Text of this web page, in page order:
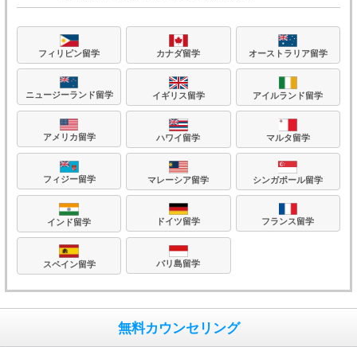
フィリピン留学 カナダ留学 オーストラリア留学
ニュージーランド留学 イギリス留学 アイルランド留学
アメリカ留学 ハワイ留学 マルタ留学
フィジー留学 マレーシア留学 シンガポール留学
インド留学 ドイツ留学 フランス留学
スペイン留学 バリ島留学
無料カウンセリング